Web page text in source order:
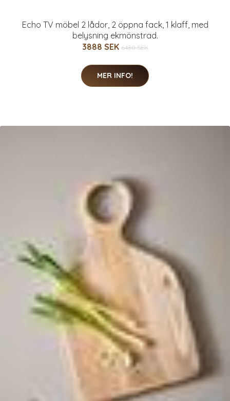
Echo TV möbel 2 lådor, 2 öppna fack, 1 klaff, med
belysning ekmönstrad.
3888 SEK 6480 SEK
MER INFO!